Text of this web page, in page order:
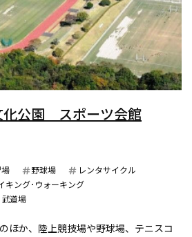
化公園 スポーツ会館
野球場
レンタサイクル
キング･ウォーキング
道場
ほか、陸上競技場や野球場、テニスコ